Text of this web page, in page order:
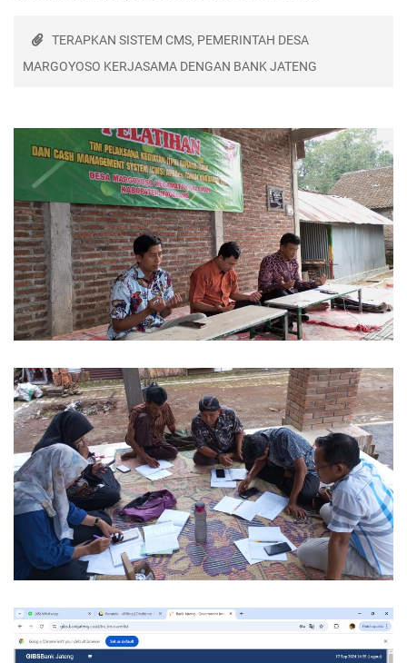
TERAPKAN SISTEM CMS, PEMERINTAH DESA
MARGOYOSO KERJASAMA DENGAN BANK JATENG